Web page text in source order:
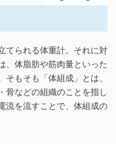
てられる体重計。それに対
、体脂肪や筋肉量といった
もそも「体組成」とは、
骨などの組織のことを指し
流を流すことで、体組成の